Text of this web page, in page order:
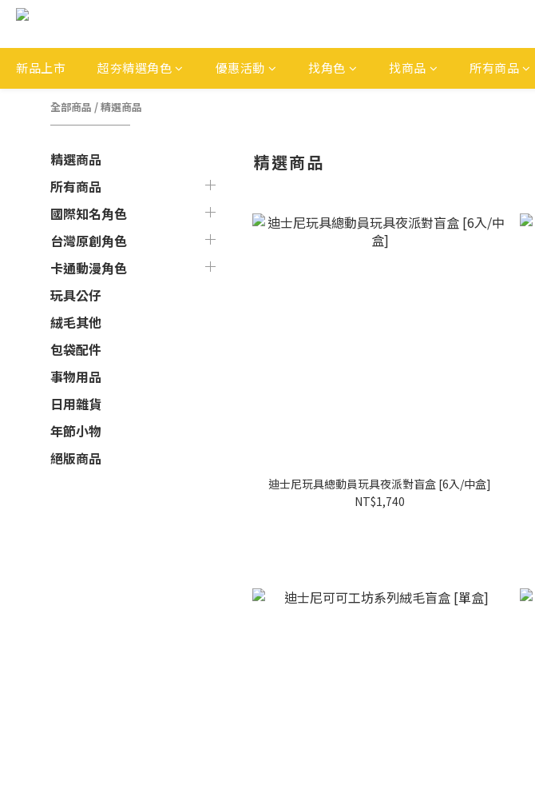
新品上市 超夯精選角色 優惠活動 找角色 找商品 所有商品
全部商品 /精選商品
精選商品
所有商品
國際知名角色
台灣原創角色
卡通動漫角色
玩具公仔
絨毛其他
包袋配件
事物用品
日用雜貨
年節小物
絕版商品
精選商品
迪士尼玩具總動員玩具夜派對盲盒 [6入/中盒]
NT$1,740